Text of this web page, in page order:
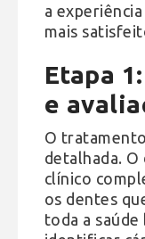
a
mais
Etapa
e
O
detalhada.
clínico
os dentes
toda a saúde